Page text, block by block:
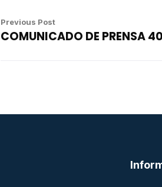
Previous Post
COMUNICADO DE PRENSA 40